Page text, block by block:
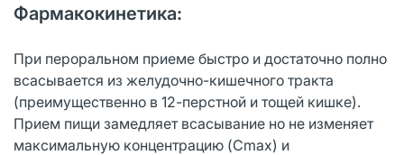
Фармакокинетика:
При пероральном приеме быстро и достаточно полно
всасывается из желудочно-кишечного тракта
(преимущественно в 12-перстной и тощей кишке).
Прием пищи замедляет всасывание но не изменяет
максимальную концентрацию (Cmax) и